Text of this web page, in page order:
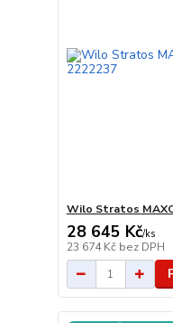
Wilo Stratos
28 645 Kč/ks
23 674 Kč bez DPH